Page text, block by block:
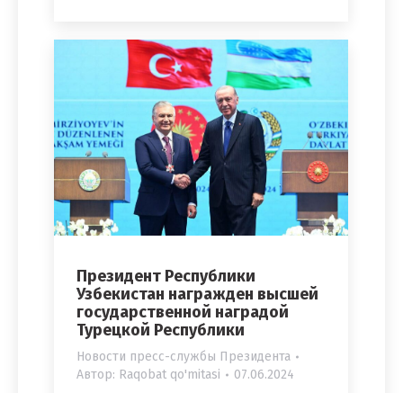
Президент Республики
Узбекистан награжден высшей
государственной наградой
Турецкой Республики
Новости пресс-службы Президента
Автор: Raqobat qo'mitasi 07.06.2024